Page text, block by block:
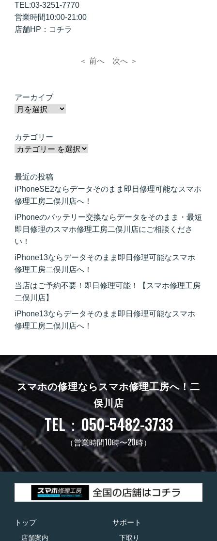
TEL:03-3251-7770
営業時間10:00-21:00
店舗HP： コチラ
＜ 前へ 次へ ＞
アーカイブ
カテゴリー
最近の投稿
iPhoneSE2ならデータそのまま即日修理可能なスマホ
修理工房二俣川店へ！
iPhoneのバッテリー交換ならデータをそのまま・最短
即日修理のスマホ修理工房二俣川店にご相談くださ
い！
iPhone13ならデータそのまま即日修理可能なスマホ
修理工房二俣川店へ！
当店はご予約不要！即日修理可能！【スマホ修理工房
二俣川店】
iPhone13ならデータそのまま即日修理可能なスマホ
修理工房二俣川店へ！
スマホの修理ならスマホ修理工房へ！二
俣川店
TEL：050-5482-3733
（営業時間10時〜20時）
トップ
店舗案内
サポート
下取り